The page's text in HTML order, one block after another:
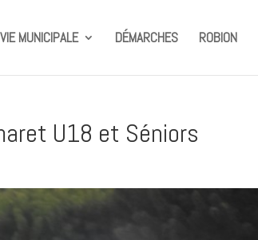
VIE MUNICIPALE DÉMARCHES ROBION
U18 et Séniors